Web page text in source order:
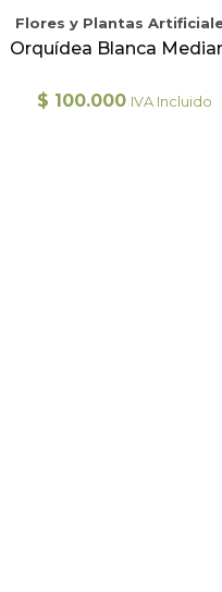
Flores y Plantas
Orquídea Blanca
$ 100.000 IVA Incluido